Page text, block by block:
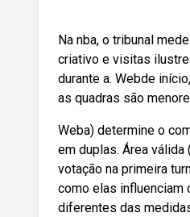
Na nba, o tribunal
criativo e visitas
durante a. Webde
as quadras são
Weba) determine o
em duplas. Área
votação na primeira
como elas influenciam
diferentes das